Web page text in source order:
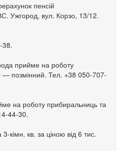
пенсій
Ужгород, вул. Корзо, 13/12.
38.
прийме на роботу
— позмінний. Тел. +38 050-707-
на роботу прибиральниць та
44-30.
кімн. кв. за ціною від 6 тис.